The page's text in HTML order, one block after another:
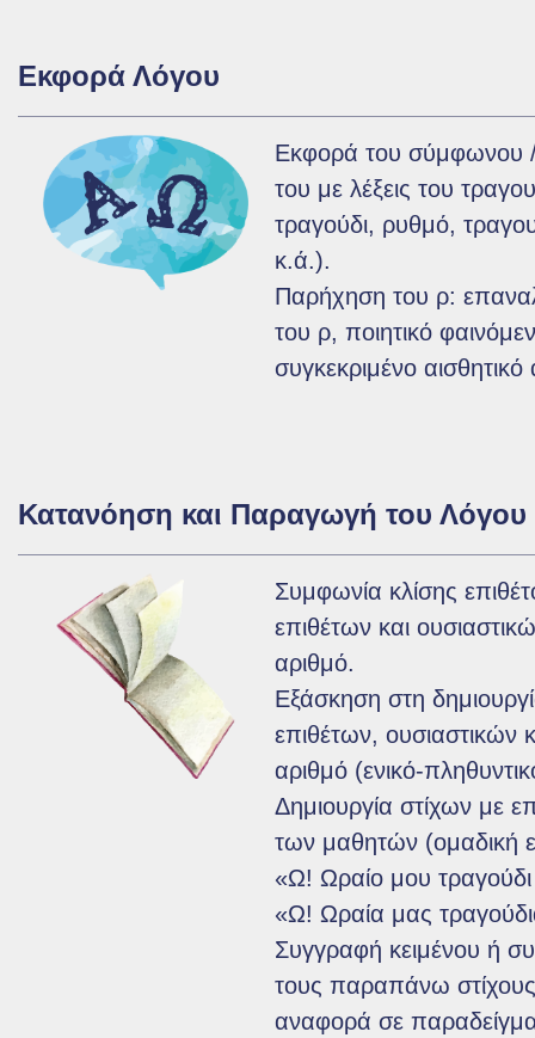
Εκφορά Λόγου
Εκφορά του σύμφωνου
του με λέξεις του
τραγούδι, ρυθμό,
κ.ά.).
Παρήχηση του ρ:
του ρ, ποιητικό
συγκεκριμένο
Κατανόηση και Παραγωγή του Λόγου
Συμφωνία κλίσης
επιθέτων και
αριθμό.
Εξάσκηση στη
επιθέτων, ουσιαστικών
αριθμό (ενικό-
Δημιουργία στίχων με
των μαθητών (ομαδική
«Ω! Ωραίο μου
«Ω! Ωραία μας
Συγγραφή κειμένου ή
τους παραπάνω
αναφορά σε